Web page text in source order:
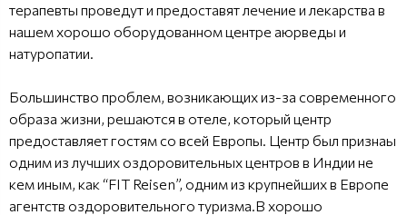
терапевты проведут и предоставят лечение и лекарства в
нашем хорошо оборудованном центре аюрведы и
натуропатии.
Большинство проблем, возникающих из-за современного
образа жизни, решаются в отеле, который центр
предоставляет гостям со всей Европы. Центр был признаы
одним из лучших оздоровительных центров в Индии не
кем иным, как “FIT Reisen”, одним из крупнейших в Европе
агентств оздоровительного туризма.В хорошо